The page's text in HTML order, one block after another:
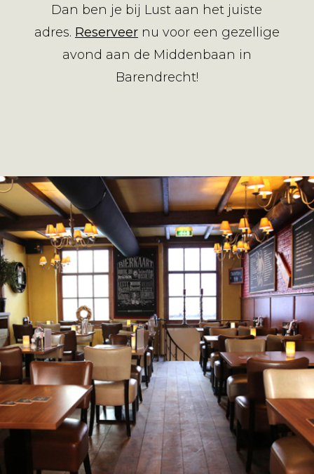
Dan ben je bij Lust aan het juiste
adres. Reserveernu voor een gezellige
avond aan de Middenbaan in
Barendrecht!